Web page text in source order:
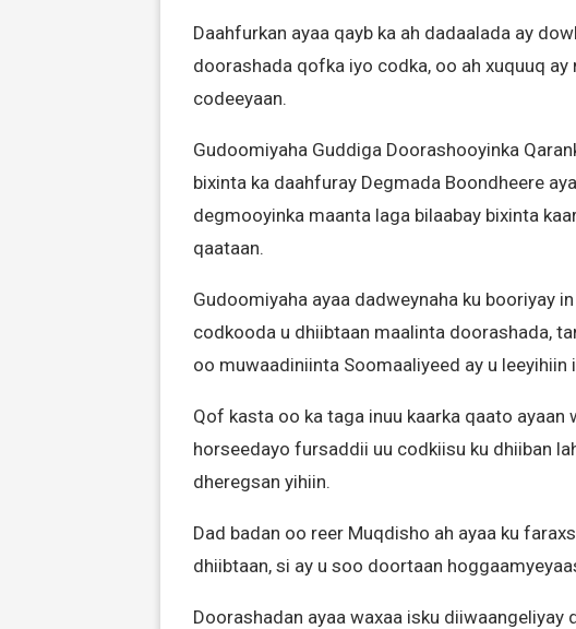
Daahfurkan ayaa qayb ka ah dadaalada ay
doorashada qofka iyo codka, oo ah xuquuq
codeeyaan.
Gudoomiyaha Guddiga Doorashooyinka
bixinta ka daahfuray Degmada Boondheere
degmooyinka maanta laga bilaabay bixinta
qaataan.
Gudoomiyaha ayaa dadweynaha ku booriyay
codkooda u dhiibtaan maalinta doorashada,
oo muwaadiniinta Soomaaliyeed ay u
Qof kasta oo ka taga inuu kaarka qaato ayaan
horseedayo fursaddii uu codkiisu ku dhiiban
dheregsan yihiin.
Dad badan oo reer Muqdisho ah ayaa ku
dhiibtaan, si ay u soo doortaan
Doorashadan ayaa waxaa isku